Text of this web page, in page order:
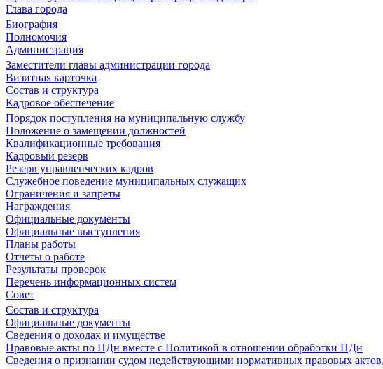
Глава города
Биография
Полномочия
Администрация
Заместители главы администрации города
Визитная карточка
Состав и структура
Кадровое обеспечение
Порядок поступления на муниципальную службу
Положение о замещении должностей
Квалификационные требования
Кадровый резерв
Резерв управленческих кадров
Служебное поведение муниципальных служащих
Ограничения и запреты
Награждения
Официальные документы
Официальные выступления
Планы работы
Отчеты о работе
Результаты проверок
Перечень информационных систем
Совет
Состав и структура
Официальные документы
Сведения о доходах и имуществе
Правовые акты по ПДн вместе с Политикой в отношении обработки ПДн
Сведения о признании судом недействующими нормативных правовых